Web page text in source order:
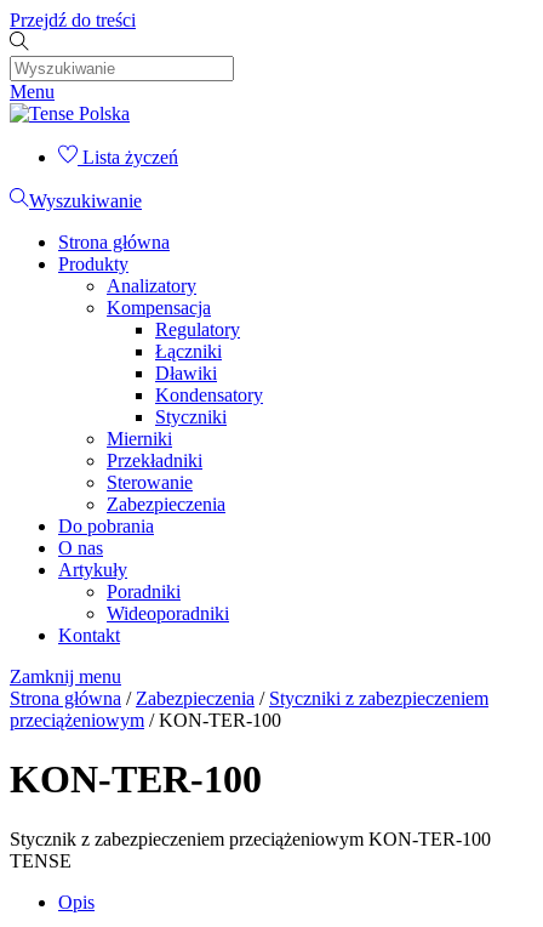
Przejdź do treści
Menu
Lista życzeń
Wyszukiwanie
Strona główna
Produkty
Analizatory
Kompensacja
Regulatory
Łączniki
Dławiki
Kondensatory
Styczniki
Mierniki
Przekładniki
Sterowanie
Zabezpieczenia
Do pobrania
O nas
Artykuły
Poradniki
Wideoporadniki
Kontakt
Zamknij menu
Strona główna / Zabezpieczenia / Styczniki z zabezpieczeniem
przeciążeniowym / KON-TER-100
KON-TER-100
Stycznik z zabezpieczeniem przeciążeniowym KON-TER-100
TENSE
Opis